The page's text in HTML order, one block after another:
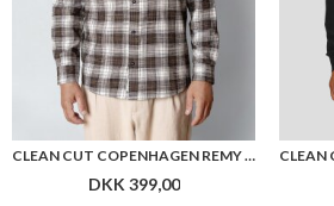
CLEAN CUT COPENHAGEN REMY CHECKED SHIRT
DKK 399,00